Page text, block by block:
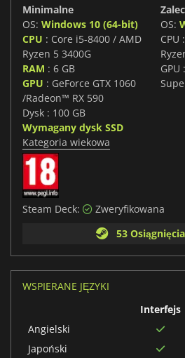
Minimalne
OS: Windows 10 (64-bit)
CPU : Core i5-8400 / AMD
Ryzen 5 3400G
RAM : 6 GB
GPU : GeForce GTX 1060
/Radeon™ RX 590
Dysk : 100 GB
Wymagany dysk SSD
OS:
CPU
GPU
Kategoria wiekowa
Steam Deck:
Zweryfikowana
53
WSPIERANE JĘZYKI
Interfejs
Angielski
Japoński